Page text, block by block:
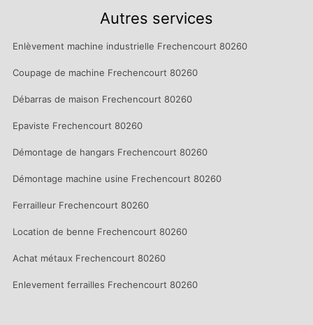
Autres services
Enlèvement machine industrielle Frechencourt 80260
Coupage de machine Frechencourt 80260
Débarras de maison Frechencourt 80260
Epaviste Frechencourt 80260
Démontage de hangars Frechencourt 80260
Démontage machine usine Frechencourt 80260
Ferrailleur Frechencourt 80260
Location de benne Frechencourt 80260
Achat métaux Frechencourt 80260
Enlevement ferrailles Frechencourt 80260